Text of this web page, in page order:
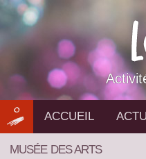
Aller
au
contenu
ACCUEIL
MUSÉE DES ARTS